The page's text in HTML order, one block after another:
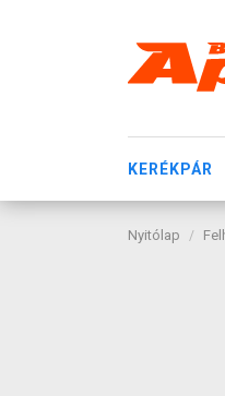
KERÉKPÁR
Nyitólap